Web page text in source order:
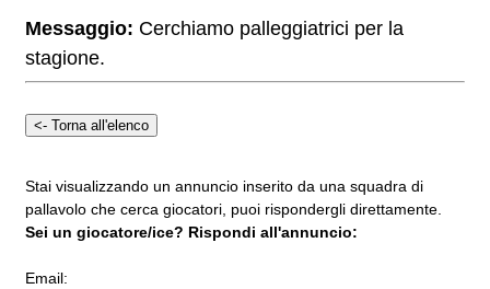
Messaggio: Cerchiamo palleggiatrici per la
stagione.
Stai visualizzando un annuncio inserito da una squadra di
pallavolo che cerca giocatori, puoi rispondergli direttamente.
Sei un giocatore/ice? Rispondi all'annuncio:
Email: